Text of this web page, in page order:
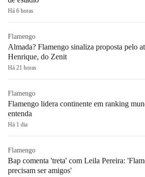
Há 6 horas
Flamengo
Almada? Flamengo sinaliza proposta pelo
Henrique, do Zenit
Há 21 horas
Flamengo
Flamengo lidera continente em ranking
entenda
Há 1 dia
Flamengo
Bap comenta 'treta' com Leila Pereira:
precisam ser amigos'